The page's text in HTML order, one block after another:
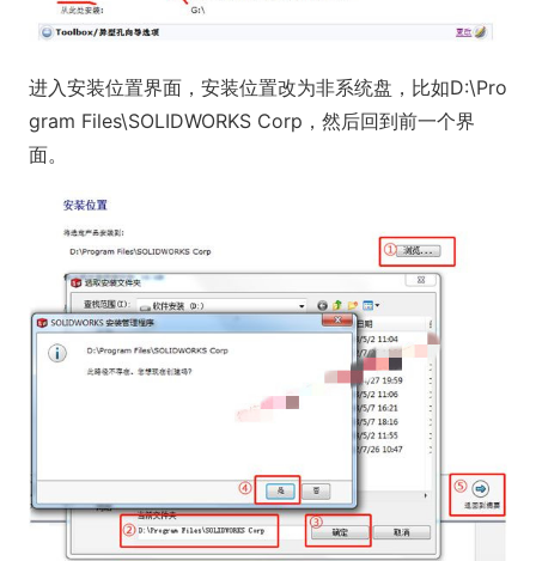
进入安装位置界面，安装位置改为非系统盘，比如D:\Pro
gram Files\SOLIDWORKS Corp，然后回到前一个界
面。